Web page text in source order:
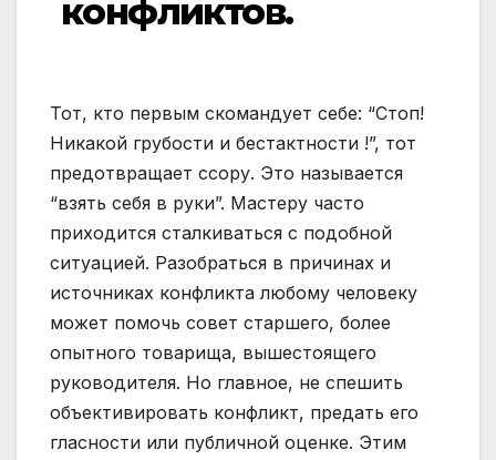
конфликтов.
Тот, кто первым скомандует себе: “Стоп!
Никакой грубости и бестактности !”, тот
предотвращает ссору. Это называется
“взять себя в руки”. Мастеру часто
приходится сталкиваться с подобной
ситуацией. Разобраться в причинах и
источниках конфликта любому человеку
может помочь совет старшего, более
опытного товарища, вышестоящего
руководителя. Но главное, не спешить
объективировать конфликт, предать его
гласности или публичной оценке. Этим